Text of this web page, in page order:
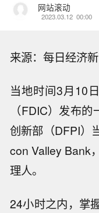
网站滚动
2023.03.12 00:00
来源：每日经济
当地时间3月10
（FDIC）发布
创新部（DFPI）
con Valley Bank
理人。
24小时之内，掌